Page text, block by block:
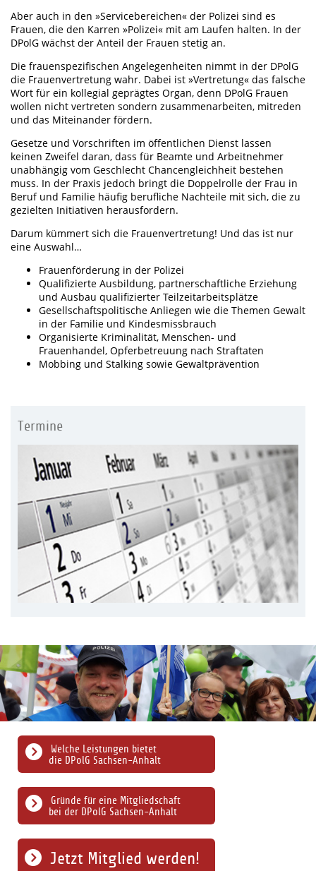
Aber auch in den »Servicebereichen« der Polizei sind es
Frauen, die den Karren »Polizei« mit am Laufen halten. In der
DPolG wächst der Anteil der Frauen stetig an.
Die frauenspezifischen Angelegenheiten nimmt in der DPolG
die Frauenvertretung wahr. Dabei ist »Vertretung« das falsche
Wort für ein kollegial geprägtes Organ, denn DPolG Frauen
wollen nicht vertreten sondern zusammenarbeiten, mitreden
und das Miteinander fördern.
Gesetze und Vorschriften im öffentlichen Dienst lassen
keinen Zweifel daran, dass für Beamte und Arbeitnehmer
unabhängig vom Geschlecht Chancengleichheit bestehen
muss. In der Praxis jedoch bringt die Doppelrolle der Frau in
Beruf und Familie häufig berufliche Nachteile mit sich, die zu
gezielten Initiativen herausfordern.
Darum kümmert sich die Frauenvertretung! Und das ist nur
eine Auswahl…
Frauenförderung in der Polizei
Qualifizierte Ausbildung, partnerschaftliche Erziehung
und Ausbau qualifizierter Teilzeitarbeitsplätze
Gesellschaftspolitische Anliegen wie die Themen Gewalt
in der Familie und Kindesmissbrauch
Organisierte Kriminalität, Menschen- und
Frauenhandel, Opferbetreuung nach Straftaten
Mobbing und Stalking sowie Gewaltprävention
Termine
Gründe für eine Mitgliedschaft
bei der DPolG Sachsen-Anhalt
Welche Leistungen bietet
die DPolG Sachsen-Anhalt
Jetzt Mitglied werden!